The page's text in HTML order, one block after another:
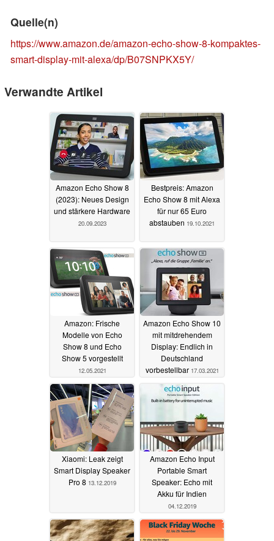
Quelle(n)
https://www.amazon.de/amazon-echo-show-8-kompaktes-
smart-display-mit-alexa/dp/B07SNPKX5Y/
Verwandte Artikel
Amazon Echo Show 8
(2023): Neues Design
und stärkere Hardware
20.09.2023
Bestpreis: Amazon
Echo Show 8 mit Alexa
für nur 65 Euro
abstauben 19.10.2021
Amazon: Frische
Modelle von Echo
Show 8 und Echo
Show 5 vorgestellt
12.05.2021
Amazon Echo Show 10
mit mitdrehendem
Display: Endlich in
Deutschland
vorbestellbar 17.03.2021
Xiaomi: Leak zeigt
Smart Display Speaker
Pro 8 13.12.2019
Amazon Echo Input
Portable Smart
Speaker: Echo mit
Akku für Indien
04.12.2019